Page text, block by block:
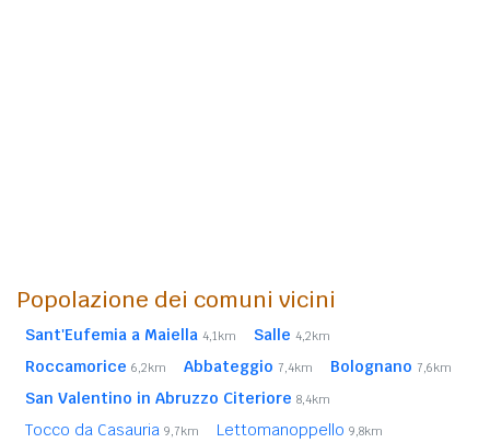
Popolazione dei comuni vicini
Sant'Eufemia a Maiella 4,1km Salle 4,2km
Roccamorice 6,2km Abbateggio 7,4km Bolognano 7,6km
San Valentino in Abruzzo Citeriore 8,4km
Tocco da Casauria 9,7km Lettomanoppello 9,8km